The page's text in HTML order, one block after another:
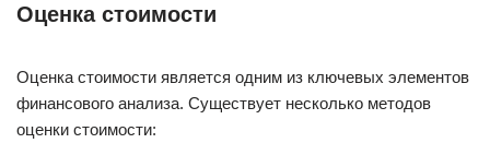
Оценка стоимости
Оценка стоимости является одним из ключевых элементов
финансового анализа. Существует несколько методов
оценки стоимости: